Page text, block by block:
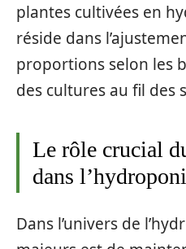
plantes cultivées en
réside dans
proportions selon les
des cultures au fil des
Le rôle crucial
dans
Dans l’univers de